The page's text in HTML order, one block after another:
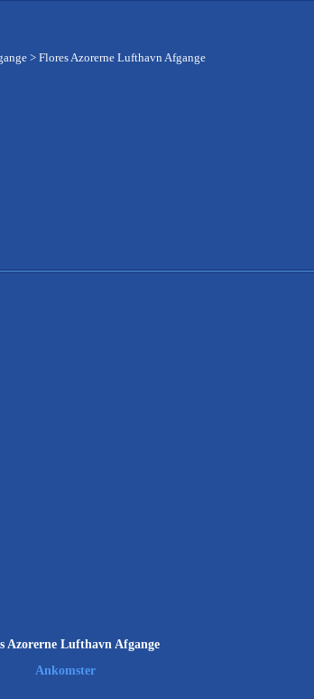
> Flores Azorerne Lufthavn Afgange
Azorerne Lufthavn Afgange
Ankomster